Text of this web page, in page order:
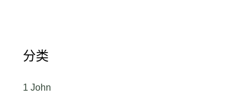
分类
1 John